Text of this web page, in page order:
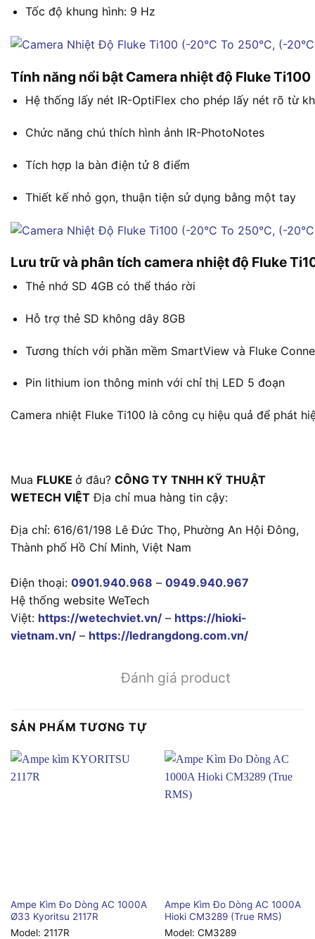
Tốc độ khung hình: 9 Hz
Tính năng nổi bật Camera nhiệt độ Fluke Ti100
Hệ thống lấy nét IR-OptiFlex cho phép lấy nét rõ từ
Chức năng chú thích hình ảnh IR-PhotoNotes
Tích hợp la bàn điện tử 8 điểm
Thiết kế nhỏ gọn, thuận tiện sử dụng bằng một tay
Lưu trữ và phân tích camera nhiệt độ Fluke
Thẻ nhớ SD 4GB có thể tháo rời
Hỗ trợ thẻ SD không dây 8GB
Tương thích với phần mềm SmartView và Fluke
Pin lithium ion thông minh với chỉ thị LED 5 đoạn
Camera nhiệt Fluke Ti100 là công cụ hiệu quả để phát
Mua FLUKE ở đâu? CÔNG TY TNHH KỸ THUẬT
WETECH VIỆT Địa chỉ mua hàng tin cậy:
Địa chỉ: 616/61/198 Lê Đức Thọ, Phường An Hội Đông,
Thành phố Hồ Chí Minh, Việt Nam
Điện thoại: 0901.940.968 – 0949.940.967
Hệ thống website WeTech
Việt: https://wetechviet.vn/ – https://hioki-
vietnam.vn/ – https://ledrangdong.com.vn/
Đánh giá product
SẢN PHẨM TƯƠNG TỰ
Ampe Kìm Đo Dòng AC 1000A
Ø33 Kyoritsu 2117R
Model: 2117R
Ampe Kìm Đo Dòng AC 1000A
Hioki CM3289 (True RMS)
Model: CM3289